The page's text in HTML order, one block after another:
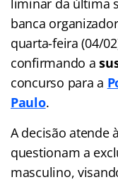
liminar da última
banca
quarta-feira (04/
confirmando a
concurso para a
Paulo.
A decisão atende
questionam a
masculino,